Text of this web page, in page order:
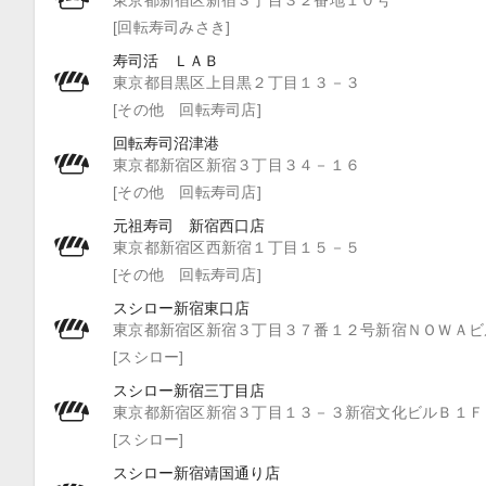
[回転寿司みさき]
寿司活 ＬＡＢ
東京都目黒区上目黒２丁目１３－３
[その他 回転寿司店]
回転寿司沼津港
東京都新宿区新宿３丁目３４－１６
[その他 回転寿司店]
元祖寿司 新宿西口店
東京都新宿区西新宿１丁目１５－５
[その他 回転寿司店]
スシロー新宿東口店
東京都新宿区新宿３丁目３７番１２号新宿ＮＯＷＡ
[スシロー]
スシロー新宿三丁目店
東京都新宿区新宿３丁目１３－３新宿文化ビルＢ１Ｆ
[スシロー]
スシロー新宿靖国通り店